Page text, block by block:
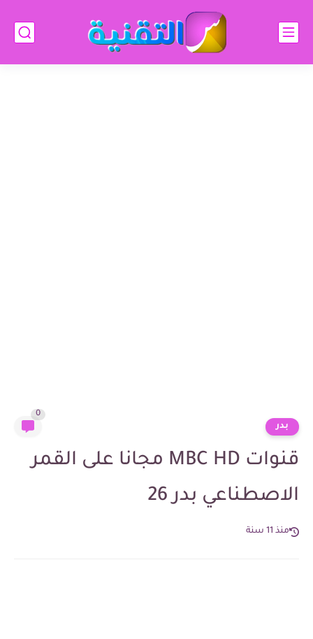
بدر
0
قنوات MBC HD مجانا على القمر
الاصطناعي بدر 26
منذ 11 سنة